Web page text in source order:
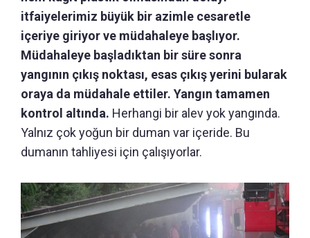
itfaiyelerimiz büyük bir azimle cesaretle
içeriye giriyor ve müdahaleye başlıyor.
Müdahaleye başladıktan bir süre sonra
yangının çıkış noktası, esas çıkış yerini bularak
oraya da müdahale ettiler. Yangın tamamen
kontrol altında. Herhangi bir alev yok yangında.
Yalnız çok yoğun bir duman var içeride. Bu
dumanın tahliyesi için çalışıyorlar.